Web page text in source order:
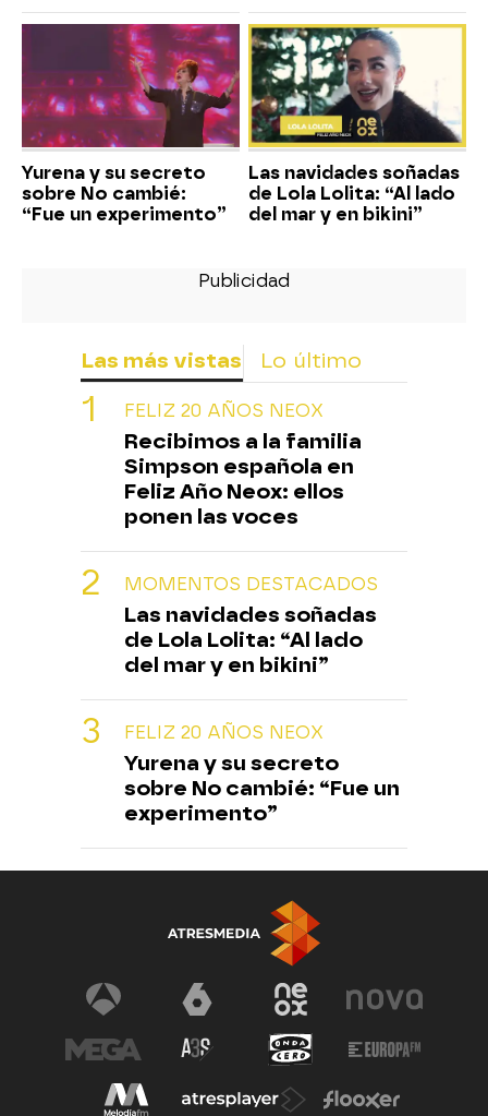
Yurena y su secreto
sobre No cambié:
“Fue un experimento”
Las navidades soñadas
de Lola Lolita: “Al lado
del mar y en bikini”
Las más vistas Lo último
FELIZ 20 AÑOS NEOX
Recibimos a la familia
Simpson española en
Feliz Año Neox: ellos
ponen las voces
MOMENTOS DESTACADOS
Las navidades soñadas
de Lola Lolita: “Al lado
del mar y en bikini”
FELIZ 20 AÑOS NEOX
Yurena y su secreto
sobre No cambié: “Fue un
experimento”